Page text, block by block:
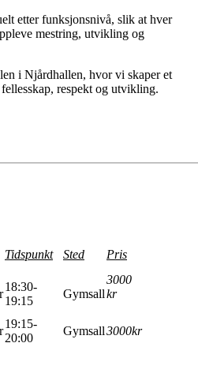
etter funksjonsnivå, slik at hver
mestring, utvikling og
i Njårdhallen, hvor vi skaper et
respekt og utvikling.
Tidspunkt Sted Pris
18:30-
19:15
Gymsall
3000
kr
19:15-
20:00
Gymsall3000kr